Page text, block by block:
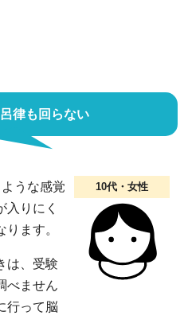
律も回らない
10代・女性
うな感覚
入りにく
ます。
は、受験
べません
行って脳